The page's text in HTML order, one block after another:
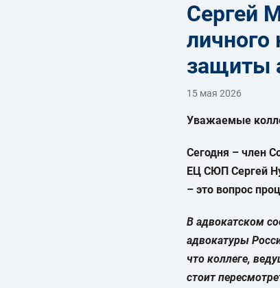
Сергей
личного
защиты
15 мая 2026
Уважаемые
Сегодня – член
ЕЦ СЮП Сергей
– это вопрос
В адвокатском
адвокатуры
что коллеге,
стоит